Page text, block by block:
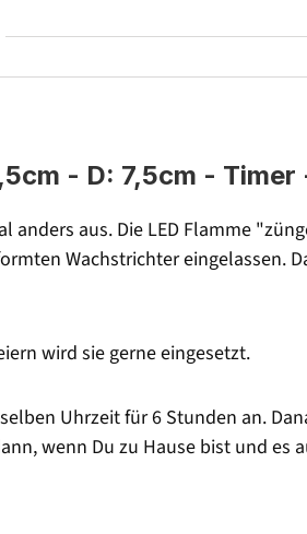
- D: 7,5cm -
aus. Die LED Flamme
Wachstrichter eingelassen.
wird sie gerne eingesetzt.
Uhrzeit für 6 Stunden an.
wenn Du zu Hause bist und es